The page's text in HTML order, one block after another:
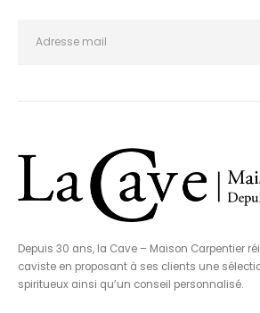
Depuis 30 ans, la Cave – Maison Carpentier
caviste en proposant à ses clients une
spiritueux ainsi qu’un conseil personnalisé.